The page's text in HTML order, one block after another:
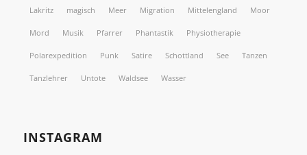
Lakritz magisch Meer Migration Mittelengland Moor
Mord Musik Pfarrer Phantastik Physiotherapie
Polarexpedition Punk Satire Schottland See Tanzen
Tanzlehrer Untote Waldsee Wasser
INSTAGRAM